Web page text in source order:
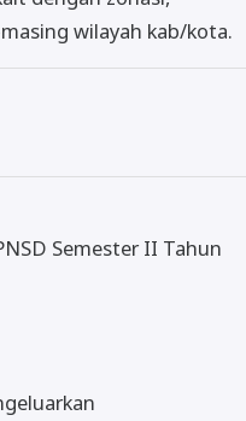
wilayah kab/kota.
Semester II Tahun